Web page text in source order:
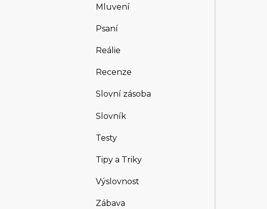
Mluvení
Psaní
Reálie
Recenze
Slovní zásoba
Slovník
Testy
Tipy a Triky
Výslovnost
Zábava